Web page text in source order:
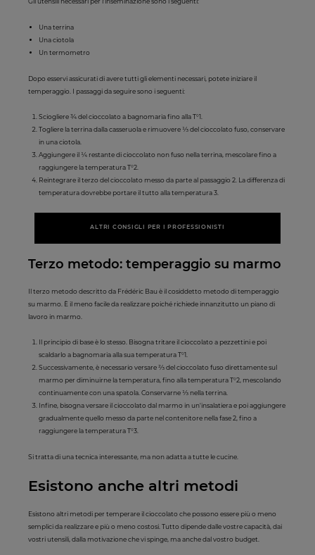
Una terrina
Una ciotola
Un termometro
Dopo esservi assicurati di avere tutti gli elementi necessari, potete iniziare il
temperaggio. I passaggi da seguire sono i seguenti:
Sciogliere ¾ del cioccolato a bagnomaria fino alla T°1.
Togliere la terrina dalla casseruola e rimuovere ⅓ del cioccolato fuso, conservare
in una ciotola.
Aggiungere il ¼ restante di cioccolato non fuso nella terrina, mescolare fino a
raggiungere la temperatura T°2.
Reintegrare il ​​terzo del cioccolato messo da parte al passaggio 2. La differenza di
temperatura dovrebbe portare il tutto alla temperatura 3.
ALTRI CONSIGLI PER I PROFESSIONISTI
Terzo metodo: temperaggio su marmo
Il terzo metodo descritto da Frédéric Bau è il cosiddetto metodo di temperaggio
su marmo. È il meno facile da realizzare poiché richiede innanzitutto un piano di
lavoro in marmo.
Il principio di base è lo stesso. Bisogna tritare il cioccolato a pezzettini e poi
scaldarlo a bagnomaria alla sua temperatura T°1.
Successivamente, è necessario versare ⅔ del cioccolato fuso direttamente sul
marmo per diminuirne la temperatura, fino alla temperatura T°2, mescolando
continuamente con una spatola. Conservarne ⅓ nella terrina.
Infine, bisogna versare il cioccolato dal marmo in un'insalatiera e poi aggiungere
gradualmente quello messo da parte nel contenitore nella fase 2, fino a
raggiungere la temperatura T°3.
Si tratta di una tecnica interessante, ma non adatta a tutte le cucine.
Esistono anche altri metodi
Esistono altri metodi per temperare il cioccolato che possono essere più o meno
semplici da realizzare e più o meno costosi. Tutto dipende dalle vostre capacità, dai
vostri utensili, dalla motivazione che vi spinge, ma anche dal vostro budget.